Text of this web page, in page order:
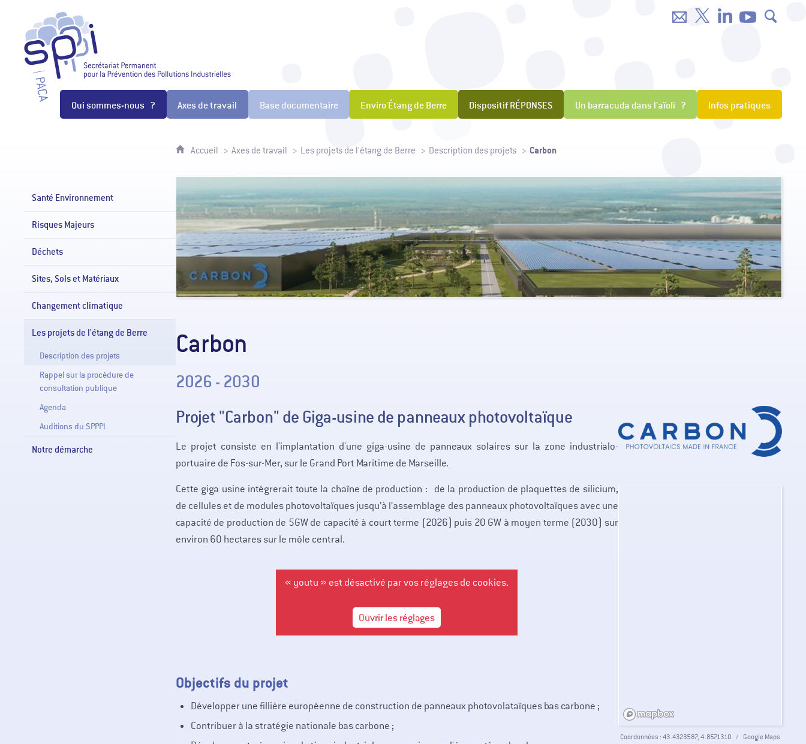
Qui sommes-nous ? Axes de travail Base documentaire Enviro'Étang de Berre Dispositif RÉPONSES Un barracuda dans l’aïoli ? Infos pratiques
Santé Environnement
Risques Majeurs
Déchets
Sites, Sols et Matériaux
Changement climatique
Les projets de l'étang de Berre
Description des projets
Rappel sur la procédure de
consultation publique
Agenda
Auditions du SPPPI
Notre démarche
Accueil Axes de travail Les projets de l'étang de Berre Description des projets Carbon
Carbon
2026 - 2030
Projet "Carbon" de Giga-usine de panneaux photovoltaïque
Le projet consiste en l'implantation d'une giga-usine de panneaux solaires sur la zone industrialo-
portuaire de Fos-sur-Mer, sur le Grand Port Maritime de Marseille.
Cette giga usine intégrerait toute la chaîne de production : de la production de plaquettes de silicium,
de cellules et de modules photovoltaïques jusqu’à l’assemblage des panneaux photovoltaïques avec une
capacité de production de 5GW de capacité à court terme (2026) puis 20 GW à moyen terme (2030) sur
environ 60 hectares sur le môle central.
« youtu » est désactivé par vos réglages de cookies.
Ouvrir les réglages
Objectifs du projet
Développer une fillière européenne de construction de panneaux photovolataïques bas carbone ;
Contribuer à la stratégie nationale bas carbone ;
Coordonnées : 43.4323587, 4.8571310
Google Maps